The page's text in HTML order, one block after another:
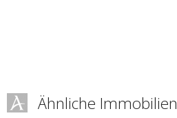
Ähnliche Immobilien